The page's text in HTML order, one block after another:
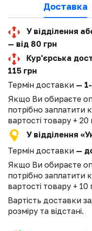
Доставка
У відділення
— від 80 грн
Кур'єрська
115 грн
Термін доставки —
Якщо Ви обираєте
потрібно заплатити
вартості товару + 20
У відділення
Термін доставки —
Якщо Ви обираєте
потрібно заплатити
вартості товару + 10
Вартість доставки
розміру та відстані.